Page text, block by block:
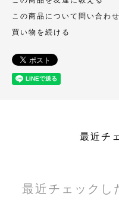
この商品について問い合わ
買い物を続ける
最近チ
最近チェックし